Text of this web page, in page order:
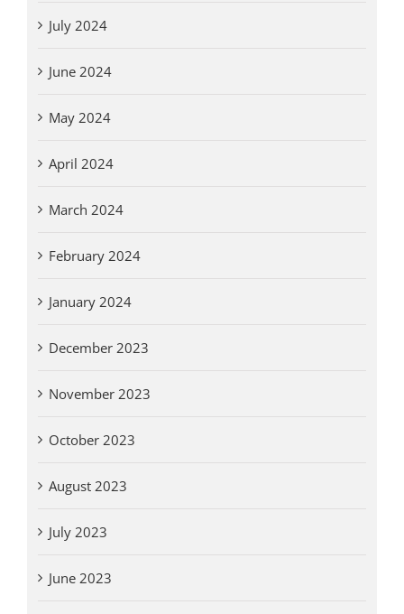
July 2024
June 2024
May 2024
April 2024
March 2024
February 2024
January 2024
December 2023
November 2023
October 2023
August 2023
July 2023
June 2023